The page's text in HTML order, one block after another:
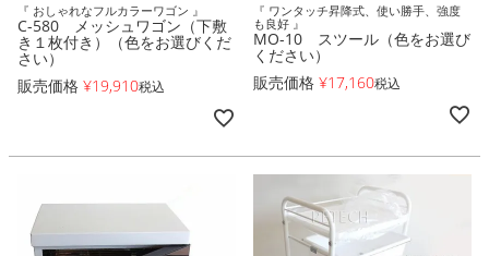
『 おしゃれなフルカラーワゴン 』
C-580 メッシュワゴン（下敷
き１枚付き）（色をお選びくだ
さい）
販売価格 ¥19,910税込
『 ワンタッチ昇降式、使い勝手、強度
も良好 』
MO-10 スツール（色をお選び
ください）
販売価格 ¥17,160税込